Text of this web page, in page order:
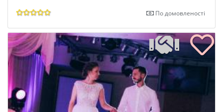
По домовленості